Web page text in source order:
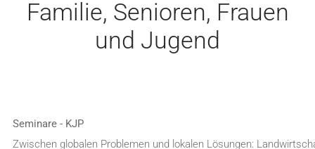
Familie, Senioren, Frauen
und Jugend
Seminare - KJP
Zwischen globalen Problemen und lokalen Lösungen: